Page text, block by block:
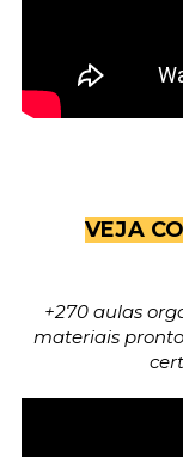
VEJA
+270 aulas
materiais